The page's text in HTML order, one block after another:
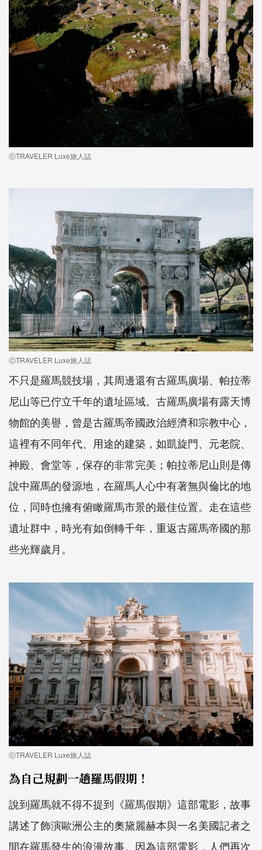
ⓒTRAVELER Luxe旅人誌
ⓒTRAVELER Luxe旅人誌
不只是羅馬競技場，其周邊還有古羅馬廣場、帕拉蒂
尼山等已佇立千年的遺址區域。古羅馬廣場有露天博
物館的美譽，曾是古羅馬帝國政治經濟和宗教中心，
這裡有不同年代、用途的建築，如凱旋門、元老院、
神殿、會堂等，保存的非常完美；帕拉蒂尼山則是傳
說中羅馬的發源地，在羅馬人心中有著無與倫比的地
位，同時也擁有俯瞰羅馬市景的最佳位置。走在這些
遺址群中，時光有如倒轉千年，重返古羅馬帝國的那
些光輝歲月。
ⓒTRAVELER Luxe旅人誌
為自己規劃一趟羅馬假期！
說到羅馬就不得不提到《羅馬假期》這部電影，故事
講述了飾演歐洲公主的奧黛麗赫本與一名美國記者之
間在羅馬發生的浪漫故事。因為這部電影，人們再次